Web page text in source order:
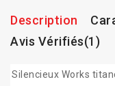
Description
Avis Vérifiés(1)
Silencieux Works